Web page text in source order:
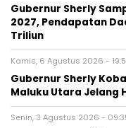
Gubernur Sherly
2027, Pendapatan
Triliun
Kamis, 6 Agustus 2026 -
Gubernur Sherly
Maluku Utara Jelang
Senin, 3 Agustus 2026 -